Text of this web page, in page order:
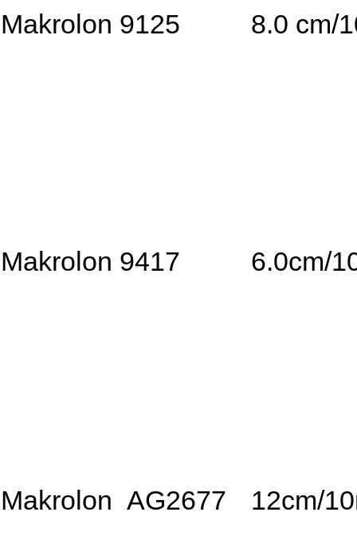
Makrolon 9125 8.0 cm/
Makrolon 9417 6.0cm/
Makrolon AG2677 12cm/